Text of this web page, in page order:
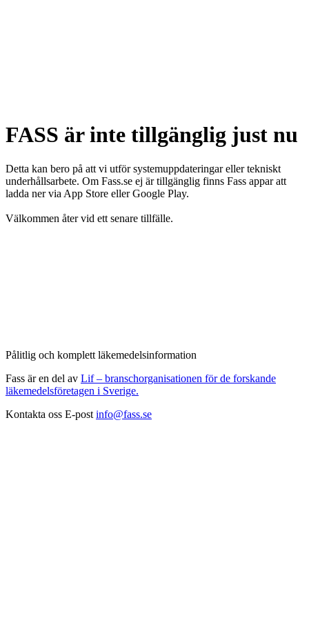
FASS är inte tillgänglig just nu
Detta kan bero på att vi utför systemuppdateringar eller tekniskt
underhållsarbete. Om Fass.se ej är tillgänglig finns Fass appar att
ladda ner via App Store eller Google Play.
Välkommen åter vid ett senare tillfälle.
Pålitlig och komplett läkemedelsinformation
Fass är en del av Lif – branschorganisationen för de forskande
läkemedelsföretagen i Sverige.
Kontakta oss E-post info@fass.se